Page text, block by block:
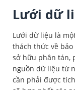
Lưới dữ
Lưới dữ liệu là
thách thức về
sở hữu phân tán,
nguồn dữ liệu từ
cần phải được